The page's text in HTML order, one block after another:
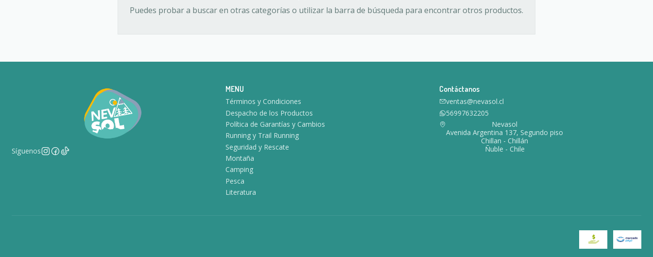
Puedes probar a buscar en otras categorías o utilizar la barra de búsqueda para encontrar otros productos.
Síguenos
MENU
Términos y Condiciones
Despacho de los Productos
Política de Garantías y Cambios
Running y Trail Running
Seguridad y Rescate
Montaña
Camping
Pesca
Literatura
Contáctanos
ventas@nevasol.cl
56997632205
Nevasol
Avenida Argentina 137, Segundo piso
Chillan - Chillán
Ñuble - Chile